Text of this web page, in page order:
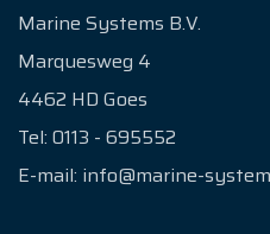
Marine Systems B.V.
Marquesweg 4
4462 HD Goes
Tel: 0113 - 695552
E-mail: info@marine-